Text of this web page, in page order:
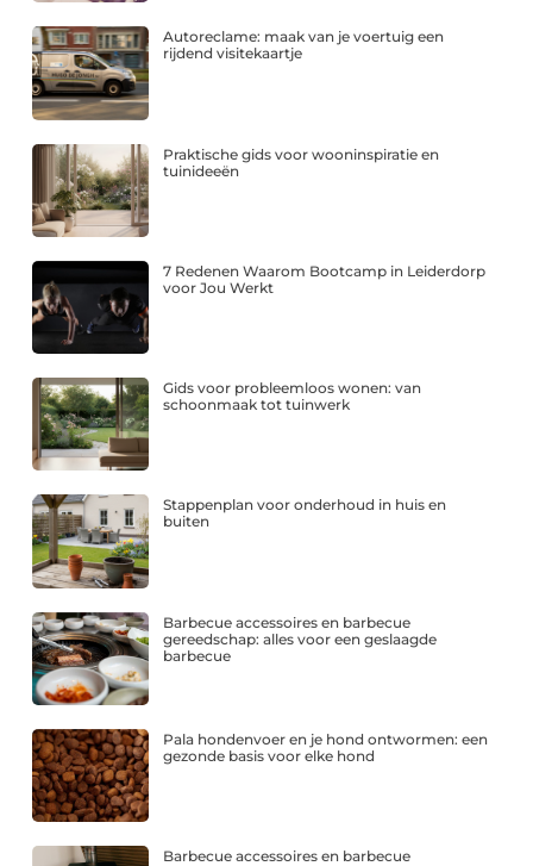
Autoreclame: maak van je voertuig een
rijdend visitekaartje
Praktische gids voor wooninspiratie en
tuinideeën
7 Redenen Waarom Bootcamp in Leiderdorp
voor Jou Werkt
Gids voor probleemloos wonen: van
schoonmaak tot tuinwerk
Stappenplan voor onderhoud in huis en
buiten
Barbecue accessoires en barbecue
gereedschap: alles voor een geslaagde
barbecue
Pala hondenvoer en je hond ontwormen: een
gezonde basis voor elke hond
Barbecue accessoires en barbecue